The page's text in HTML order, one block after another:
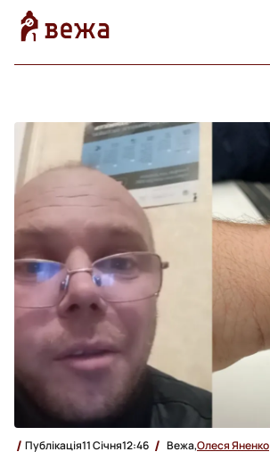
Публікація11 Січня12:46 Вежа,Олеся Яненко